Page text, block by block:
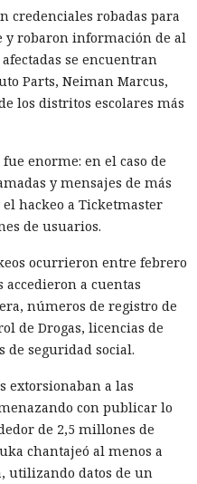
la frágil tregua
bilaterales. El día
de China anunció
estadounidenses y la
calificándolas como
de Washington contra el
están relacionadas
nueva: ya en enero se
de desarrolladores
de
Networks. Esta última,
de redes y en la
Cantón,
con el fabricante de
En 2023, la
de China determinó que
superaron la revisión y
credenciales robadas para
y robaron información de al
se encuentran
Parts, Neiman Marcus,
los distritos escolares más
enorme: en el caso de
y mensajes de más
hackeo a Ticketmaster
de usuarios.
ocurrieron entre febrero
accedieron a cuentas
números de registro de
de Drogas, licencias de
de seguridad social.
extorsionaban a las
con publicar lo
de 2,5 millones de
chantajeó al menos a
utilizando datos de un